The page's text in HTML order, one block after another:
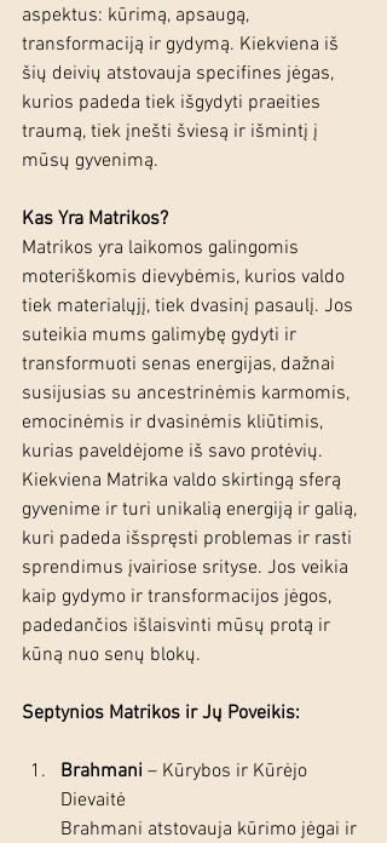
aspektus: kūrimą, apsaugą,
transformaciją ir gydymą. Kiekviena iš
šių deivių atstovauja specifines jėgas,
kurios padeda tiek išgydyti praeities
traumą, tiek įnešti šviesą ir išmintį į
mūsų gyvenimą.
Kas Yra Matrikos?
Matrikos yra laikomos galingomis
moteriškomis dievybėmis, kurios valdo
tiek materialųjį, tiek dvasinį pasaulį. Jos
suteikia mums galimybę gydyti ir
transformuoti senas energijas, dažnai
susijusias su ancestrinėmis karmomis,
emocinėmis ir dvasinėmis kliūtimis,
kurias paveldėjome iš savo protėvių.
Kiekviena Matrika valdo skirtingą sferą
gyvenime ir turi unikalią energiją ir galią,
kuri padeda išspręsti problemas ir rasti
sprendimus įvairiose srityse. Jos veikia
kaip gydymo ir transformacijos jėgos,
padedančios išlaisvinti mūsų protą ir
kūną nuo senų blokų.
Septynios Matrikos ir Jų Poveikis:
Brahmani – Kūrybos ir Kūrėjo
Dievaitė
Brahmani atstovauja kūrimo jėgai ir